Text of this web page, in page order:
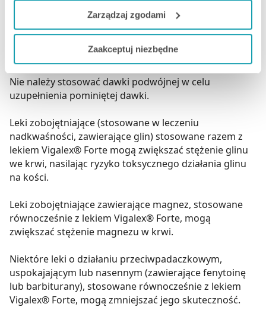
do naszych Partnerów marketingowych i analitycznych.
Jeżeli chcesz dostosować swoją zgodę i wybrać tylko
niektóre dodatkowe funkcje, z którymi wiąże się
zbieranie danych o Twojej aktywności dokonaj
preferowanych przez Ciebie wyborów i kliknij „ Zarządzaj
zgodami”.
Możesz również kliknąć „Zaakceptuj niezbędne
będzie oznaczało, że nie wyrażasz zgody na
pozyskiwanie od Ciebie danych, które nie są niezbędne
dla funkcjonowania Strony. Będzie się to jednak wiązało
z brakiem dostępu do wszystkich funkcjonalności
Zarządzaj zgodami
Zaakceptuj niezbędne
hydroksykalcyferolu w surowicy. Przedawkowanie
wymaga podjęcia środków zmierzających do
zagrażającej życiu hiperkalcemii.
Nie należy stosować dawki podwójnej w celu
uzupełnienia pominiętej dawki.
Leki zobojętniające (stosowane w leczeniu
nadkwaśności, zawierające glin) stosowane razem z
lekiem Vigalex® Forte mogą zwiększać stężenie glinu
we krwi, nasilając ryzyko toksycznego działania glinu
na kości.
Leki zobojętniające zawierające magnez, stosowane
równocześnie z lekiem Vigalex® Forte, mogą
zwiększać stężenie magnezu w krwi.
Niektóre leki o działaniu przeciwpadaczkowym,
uspokajającym lub nasennym (zawierające fenytoinę
lub barbiturany), stosowane równocześnie z lekiem
Vigalex® Forte, mogą zmniejszać jego skuteczność.